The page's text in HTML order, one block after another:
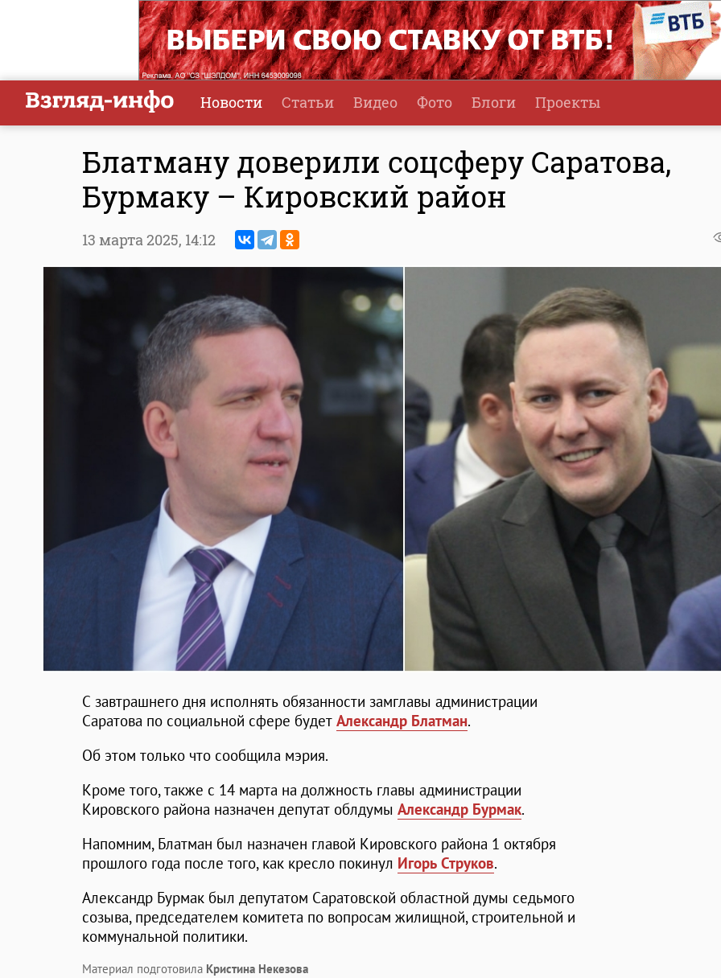
Новости Статьи Видео Фото Блоги Проекты
Блатману доверили соцсферу Саратова,
Бурмаку – Кировский район
13 марта 2025, 14:12
С завтрашнего дня исполнять обязанности замглавы администрации
Саратова по социальной сфере будет Александр Блатман.
Об этом только что сообщила мэрия.
Кроме того, также с 14 марта на должность главы администрации
Кировского района назначен депутат облдумы Александр Бурмак.
Напомним, Блатман был назначен главой Кировского района 1 октября
прошлого года после того, как кресло покинул Игорь Струков.
Александр Бурмак был депутатом Саратовской областной думы седьмого
созыва, председателем комитета по вопросам жилищной, строительной и
коммунальной политики.
Материал подготовила Кристина Некезова